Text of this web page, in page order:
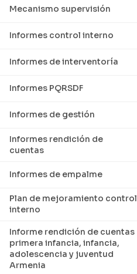
Mecanismo supervisión
Informes control interno
Informes de interventoría
Informes PQRSDF
Informes de gestión
Informes rendición de
cuentas
Informes de empalme
Plan de mejoramiento control
interno
Informe rendición de cuentas
primera infancia, infancia,
adolescencia y juventud
Armenia